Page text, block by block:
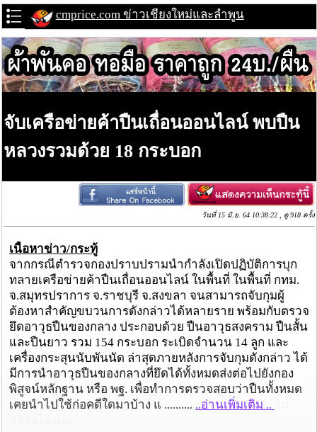
cmprice.com ข่าวเชียงใหม่และลำพูน
จับเครือข่ายค้าปืนเถื่อนออนไลน์ พบปืน
หลวงรวมด้วย 18 กระบอก
วันที่ 15 มิ.ย. 64 10:38:22 , ดู 918 ครั้ง
เนื้อหาข่าว/กระทู้
จากกรณีตำรวจกองปราบปรามนำกำลังเปิดปฏิบัติการบุก
ทลายเครือข่ายค้าปืนเถื่อนออนไลน์ ในพื้นที่ ในพื้นที่ กทม.
จ.สมุทรปราการ จ.ราชบุรี จ.สงขลา จนสามารถจับกุมผู้
ต้องหาสำคัญขบวนการดังกล่าวได้หลายราย พร้อมกับตรวจ
ยึดอาวุธปืนของกลาง ประกอบด้วย ปืนอาวุธสงคราม ปืนสั้น
และปืนยาว รวม 154 กระบอก ระเบิดจำนวน 14 ลูก และ
เครื่องกระสุนนับพันนัด ล่าสุดภายหลังการจับกุมดังกล่าว ได้
มีการนำอาวุธปืนของกลางที่ยึดได้ทั้งหมดส่งต่อไปยังกอง
พิสูจน์หลักฐาน หรือ พฐ. เพื่อทำการตรวจสอบว่าปืนทั้งหมด
เคยนำไปใช้ก่อคดีใดมาบ้าง แ .......... ..อ่านเพิ่มเติม ..